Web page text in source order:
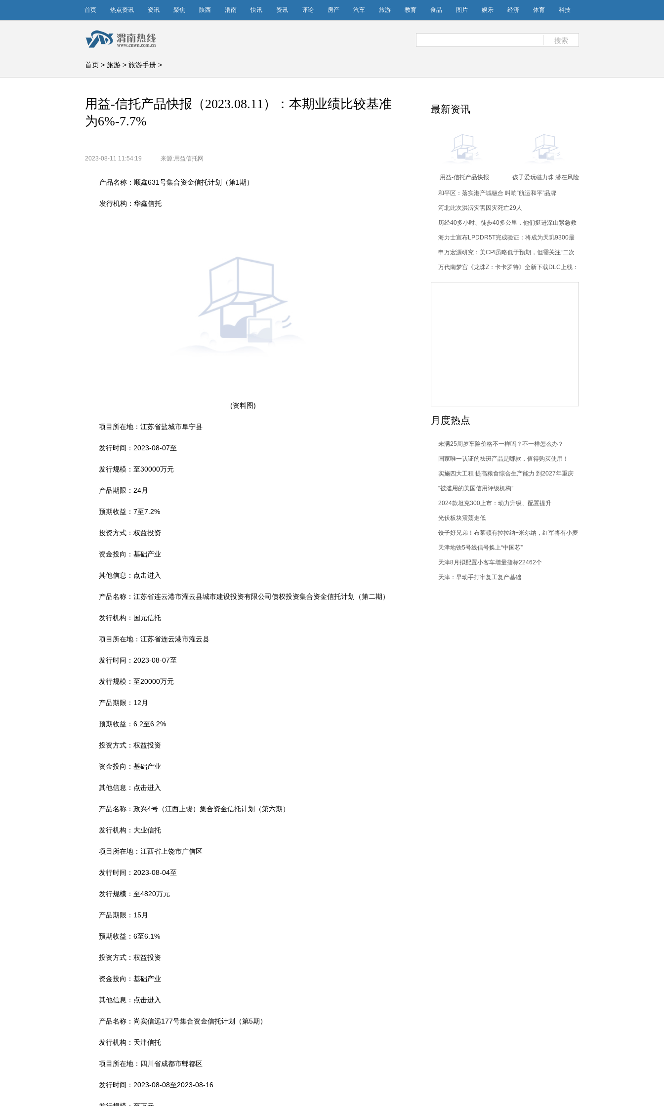
首页 热点资讯 资讯 聚焦 陕西 渭南 快讯 资讯 评论 房产 汽车 旅游 教育 食品 图片 娱乐 经济 体育 科技
搜索
首页 > 旅游 > 旅游手册 >
用益-信托产品快报（2023.08.11）：本期业绩比较基准
为6%-7.7%
2023-08-11 11:54:19 来源:用益信托网
产品名称：顺鑫631号集合资金信托计划（第1期）
发行机构：华鑫信托
(资料图)
项目所在地：江苏省盐城市阜宁县
发行时间：2023-08-07至
发行规模：至30000万元
产品期限：24月
预期收益：7至7.2%
投资方式：权益投资
资金投向：基础产业
其他信息：点击进入
产品名称：江苏省连云港市灌云县城市建设投资有限公司债权投资集合资金信托计划（第二期）
发行机构：国元信托
项目所在地：江苏省连云港市灌云县
发行时间：2023-08-07至
发行规模：至20000万元
产品期限：12月
预期收益：6.2至6.2%
投资方式：权益投资
资金投向：基础产业
其他信息：点击进入
产品名称：政兴4号（江西上饶）集合资金信托计划（第六期）
发行机构：大业信托
项目所在地：江西省上饶市广信区
发行时间：2023-08-04至
发行规模：至4820万元
产品期限：15月
预期收益：6至6.1%
投资方式：权益投资
资金投向：基础产业
其他信息：点击进入
产品名称：尚实信远177号集合资金信托计划（第5期）
发行机构：天津信托
项目所在地：四川省成都市郫都区
发行时间：2023-08-08至2023-08-16
最新资讯
用益-信托产品快报
绩比较基准为6%-7.7%
孩子爱玩磁力珠 潜在风险
和平区：落实港产城融合 叫响“航运和平”品牌
河北此次洪涝灾害因灾死亡29人
历经40多小时、徒步40多公里，他们挺进深山紧急救
援
海力士宣布LPDDR5T完成验证：将成为天玑9300最
强帮手
申万宏源研究：美CPI虽略低于预期，但需关注“二次
通胀”风险
万代南梦宫《龙珠Z：卡卡罗特》全新下载DLC上线：
8月17日发售
月度热点
未满25周岁车险价格不一样吗？不一样怎么办？
国家唯一认证的祛斑产品是哪款，值得购买使用！
实施四大工程 提高粮食综合生产能力 到2027年重庆
改造高标准农田1000万亩
“被滥用的美国信用评级机构”
2024款坦克300上市：动力升级、配置提升
光伏板块震荡走低
饺子好兄弟！布莱顿有拉拉纳+米尔纳，红军将有小麦
+凯塞多
天津地铁5号线信号换上“中国芯”
天津8月拟配置小客车增量指标22462个
天津：早动手打牢复工复产基础